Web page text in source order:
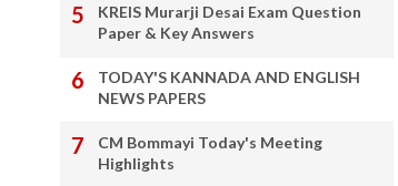
KREIS Murarji Desai Exam Question
Paper & Key Answers
TODAY'S KANNADA AND ENGLISH
NEWS PAPERS
CM Bommayi Today's Meeting
Highlights